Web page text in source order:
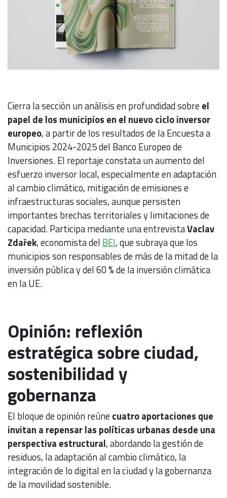
Cierra la sección un análisis en profundidad sobreel
papel de los municipios en el nuevo ciclo inversor
europeo, a partir de los resultados de la Encuesta a
Municipios 2024-2025 del Banco Europeo de
Inversiones. El reportaje constata un aumento del
esfuerzo inversor local, especialmente en adaptación
al cambio climático, mitigación de emisiones e
infraestructuras sociales, aunque persisten
importantes brechas territoriales y limitaciones de
capacidad. Participa mediante una entrevistaVaclav
Zdařek, economista del BEI, que subraya que los
municipios son responsables de más de la mitad de la
inversión pública y del 60 % de la inversión climática
en la UE.
Opinión: reflexión
estratégica sobre ciudad,
sostenibilidad y
gobernanza
El bloque de opinión reúnecuatro aportaciones que
invitan a repensar las políticas urbanas desde una
perspectiva estructural, abordando la gestión de
residuos, la adaptación al cambio climático, la
integración de lo digital en la ciudad y la gobernanza
de la movilidad sostenible.